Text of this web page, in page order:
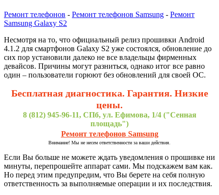
Ремонт телефонов - Ремонт телефонов Samsung - Ремонт
Samsung Galaxy S2
Несмотря на то, что официальный релиз прошивки Android
4.1.2 для смартфонов Galaxy S2 уже состоялся, обновление до
сих пор установили далеко не все владельцы фирменных
девайсов. Причины могут разниться, однако итог все равно
один – пользователи горюют без обновлений для своей ОС.
Бесплатная диагностика. Гарантия. Низкие
цены.
8 (812) 945-96-11, СПб, ул. Ефимова, 1/4 ("Сенная
площадь")
Ремонт телефонов Samsung
Внимание! Мы не несем ответственности за ваши действия.
Если Вы больше не можете ждать уведомления о прошивке ни
минуты, перепрошейте аппарат сами. Мы подскажем вам как.
Но перед этим предупредим, что Вы берете на себя полную
ответственность за выполняемые операции и их последствия.